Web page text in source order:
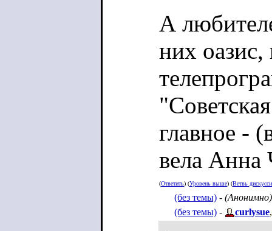
А
них оазис,
главное -
вела Анна
(Ответить) (Уровень выше) (Ветвь
(без темы) - (Анонимно)
(без темы) - curlysue